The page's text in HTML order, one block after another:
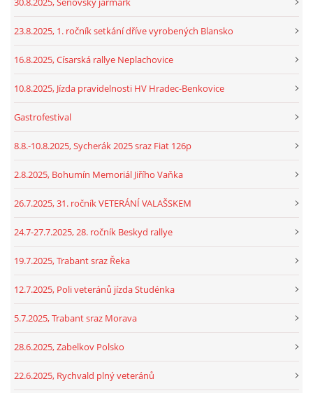
23.8.2025, 1. ročník setkání dříve vyrobených Blansko
16.8.2025, Císarská rallye Neplachovice
10.8.2025, Jízda pravidelnosti HV Hradec-Benkovice
Gastrofestival
8.8.-10.8.2025, Sycherák 2025 sraz Fiat 126p
2.8.2025, Bohumín Memoriál Jiřího Vaňka
26.7.2025, 31. ročník VETERÁNÍ VALAŠSKEM
24.7-27.7.2025, 28. ročník Beskyd rallye
19.7.2025, Trabant sraz Řeka
12.7.2025, Poli veteránů jízda Studénka
5.7.2025, Trabant sraz Morava
28.6.2025, Zabelkov Polsko
22.6.2025, Rychvald plný veteránů